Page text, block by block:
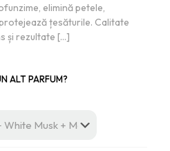
elimină petele,
țesăturile. Calitate
și rezultate […]
ALT PARFUM?